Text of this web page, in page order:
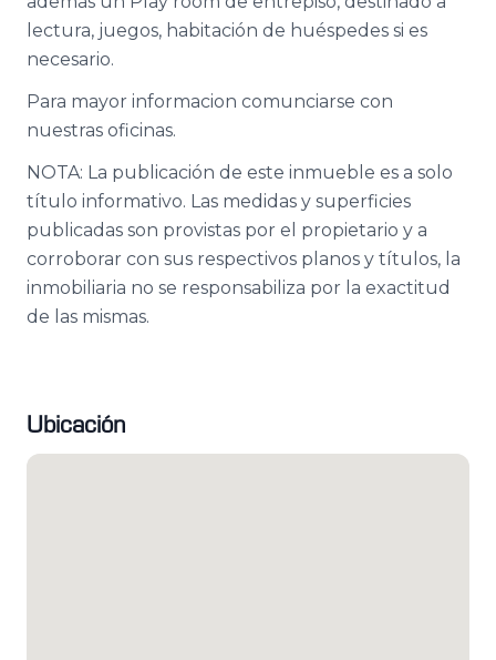
lectura, juegos, habitación de huéspedes si es
necesario.
Para mayor informacion comunciarse con
nuestras oficinas.
NOTA: La publicación de este inmueble es a solo
título informativo. Las medidas y superficies
publicadas son provistas por el propietario y a
corroborar con sus respectivos planos y títulos, la
inmobiliaria no se responsabiliza por la exactitud
de las mismas.
Ubicación